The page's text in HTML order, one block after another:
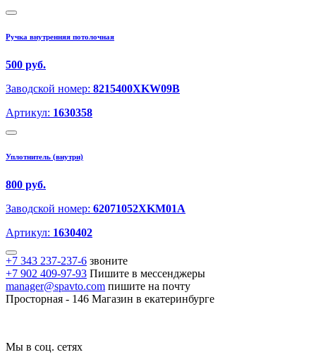
Ручка внутренняя потолочная
500 руб.
Заводской номер: 8215400XKW09B
Артикул: 1630358
Уплотнитель (внутри)
800 руб.
Заводской номер: 62071052XKM01A
Артикул: 1630402
+7 343 237-237-6 звоните
+7 902 409-97-93 Пишите в мессенджеры
manager@spavto.com пишите на почту
Просторная - 146 Магазин в екатеринбурге
Мы в соц. сетях